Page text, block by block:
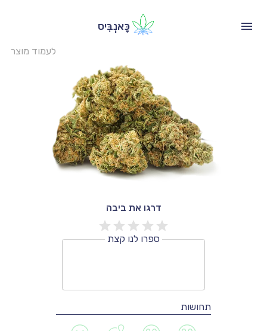
כָּאנְבִּיס
לעמוד מוצר
דרגו את ביבה
ספרו לנו קצת
תחושות